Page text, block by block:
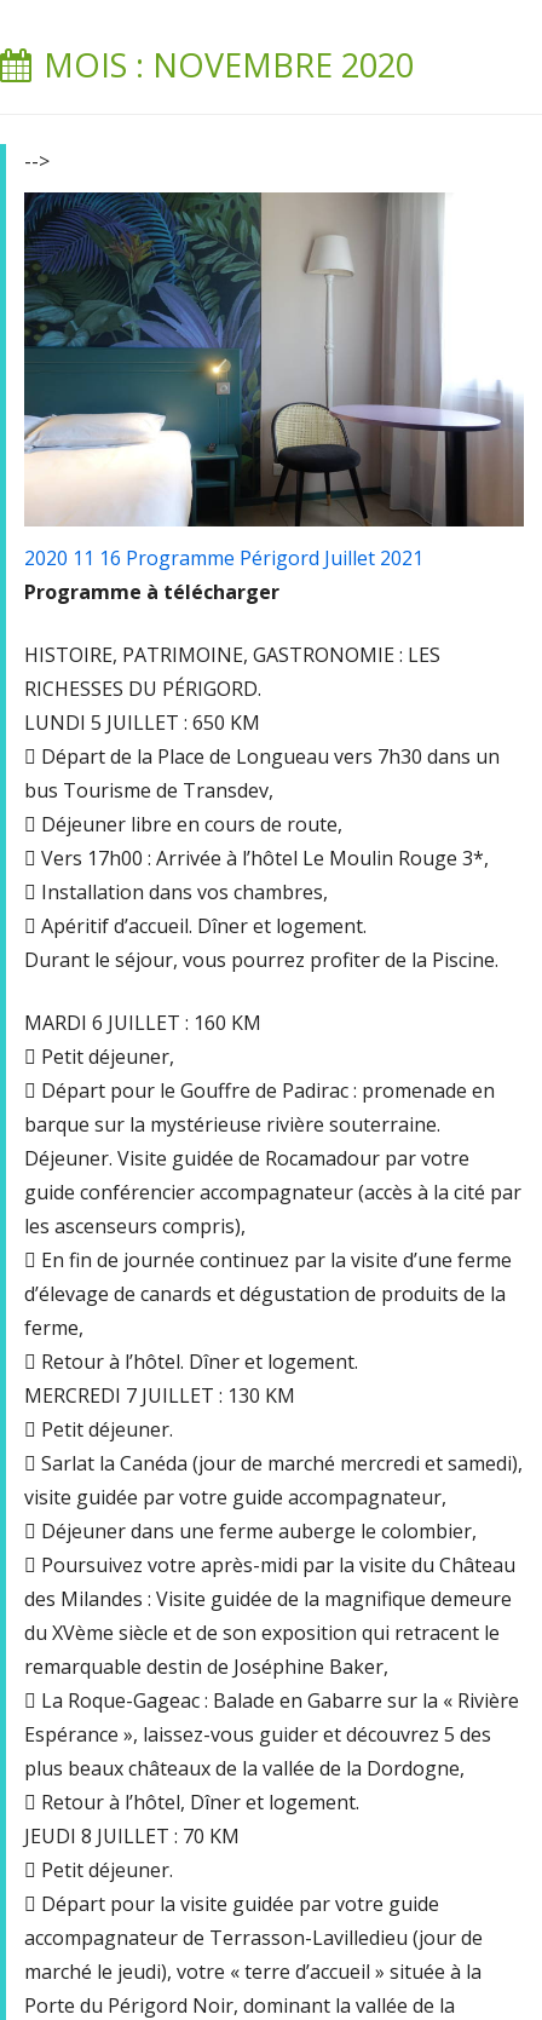
MOIS : NOVEMBRE 2020
-->
2020 11 16 Programme Périgord Juillet 2021
Programme à télécharger
HISTOIRE, PATRIMOINE, GASTRONOMIE : LES
RICHESSES DU PÉRIGORD.
LUNDI 5 JUILLET : 650 KM
 Départ de la Place de Longueau vers 7h30 dans un
bus Tourisme de Transdev,
 Déjeuner libre en cours de route,
 Vers 17h00 : Arrivée à l’hôtel Le Moulin Rouge 3*,
 Installation dans vos chambres,
 Apéritif d’accueil. Dîner et logement.
Durant le séjour, vous pourrez profiter de la Piscine.
MARDI 6 JUILLET : 160 KM
 Petit déjeuner,
 Départ pour le Gouffre de Padirac : promenade en
barque sur la mystérieuse rivière souterraine.
Déjeuner. Visite guidée de Rocamadour par votre
guide conférencier accompagnateur (accès à la cité par
les ascenseurs compris),
 En fin de journée continuez par la visite d’une ferme
d’élevage de canards et dégustation de produits de la
ferme,
 Retour à l’hôtel. Dîner et logement.
MERCREDI 7 JUILLET : 130 KM
 Petit déjeuner.
 Sarlat la Canéda (jour de marché mercredi et samedi),
visite guidée par votre guide accompagnateur,
 Déjeuner dans une ferme auberge le colombier,
 Poursuivez votre après-midi par la visite du Château
des Milandes : Visite guidée de la magnifique demeure
du XVème siècle et de son exposition qui retracent le
remarquable destin de Joséphine Baker,
 La Roque-Gageac : Balade en Gabarre sur la « Rivière
Espérance », laissez-vous guider et découvrez 5 des
plus beaux châteaux de la vallée de la Dordogne,
 Retour à l’hôtel, Dîner et logement.
JEUDI 8 JUILLET : 70 KM
 Petit déjeuner.
 Départ pour la visite guidée par votre guide
accompagnateur de Terrasson-Lavilledieu (jour de
marché le jeudi), votre « terre d’accueil » située à la
Porte du Périgord Noir, dominant la vallée de la